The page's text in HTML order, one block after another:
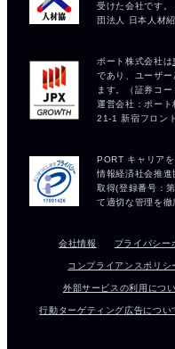
会社情報 プライバシー
コンプライアンスポリシ
外部サービスの利用につ
行動ターゲティング広告につい